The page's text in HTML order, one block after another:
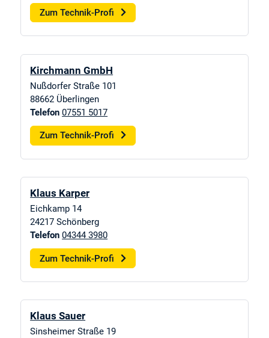
Zum Technik-Profi
Kirchmann GmbH
Nußdorfer Straße 101
88662 Überlingen
Telefon 07551 5017
Zum Technik-Profi
Klaus Karper
Eichkamp 14
24217 Schönberg
Telefon 04344 3980
Zum Technik-Profi
Klaus Sauer
Sinsheimer Straße 19